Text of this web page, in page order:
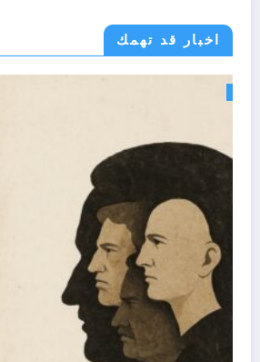
اخبار قد تهمك